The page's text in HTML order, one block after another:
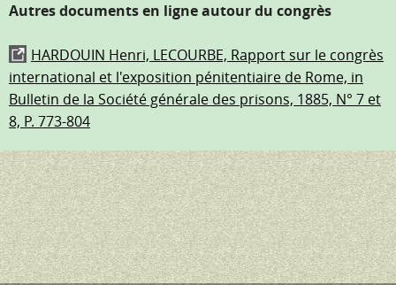
Autres documents en ligne autour du congrès
HARDOUIN Henri, LECOURBE, Rapport sur le congrès
international et l'exposition pénitentiaire de Rome, in
Bulletin de la Société générale des prisons, 1885, N° 7 et
8, P. 773-804